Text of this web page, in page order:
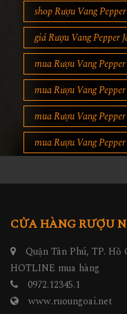
shop Rượu Vang
giá Rượu Vang Pepper
mua Rượu Vang
mua Rượu Vang
mua Rượu Vang
mua Rượu Vang
CỬA HÀNG RƯỢU
Quận Tân Phú, TP.
HOTLINE mua hàng
0972.12345.1
www.ruoungoai.net